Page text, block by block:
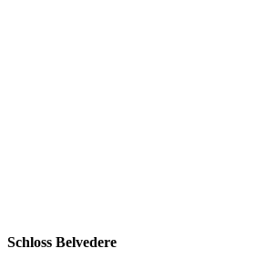
Schloss Belvedere